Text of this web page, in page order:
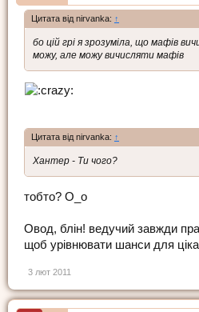
Цитата від nirvanka: ↑
бо цій грі я зрозуміла, що мафів
можу, але можу вичисляти мафів
Цитата від nirvanka: ↑
Хантер - Ти чого?
тобто? О_о
Овод, блін! ведучий завжди
щоб урівнювати шанси для
3 лют 2011